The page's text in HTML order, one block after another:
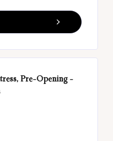
Pre-Opening -